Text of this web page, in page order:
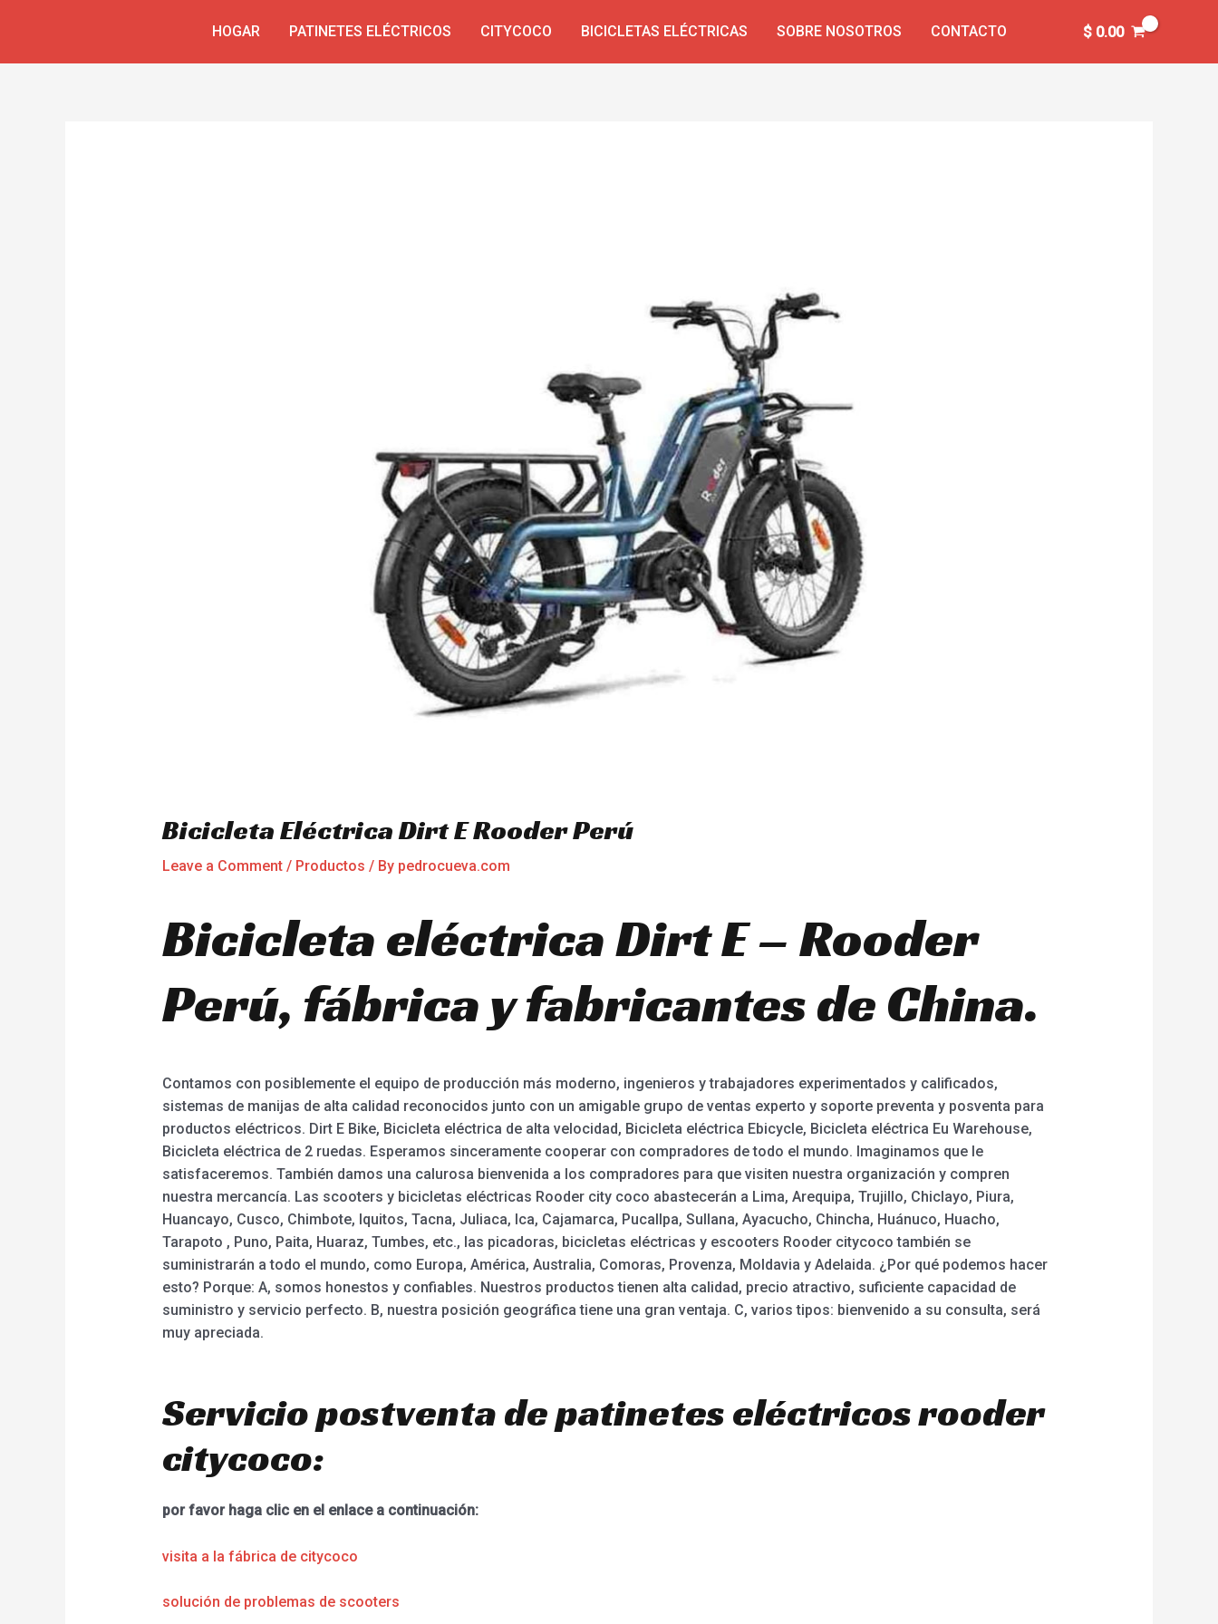
HOGAR PATINETES ELÉCTRICOS CITYCOCO BICICLETAS ELÉCTRICAS SOBRE NOSOTROS CONTACTO $0.00
Bicicleta Eléctrica Dirt E Rooder Perú
Leave a Comment / Productos / By pedrocueva.com
Bicicleta eléctrica Dirt E – Rooder
Perú, fábrica y fabricantes de China.
Contamos con posiblemente el equipo de producción más moderno, ingenieros y trabajadores experimentados y calificados,
sistemas de manijas de alta calidad reconocidos junto con un amigable grupo de ventas experto y soporte preventa y posventa para
productos eléctricos. Dirt E Bike, Bicicleta eléctrica de alta velocidad, Bicicleta eléctrica Ebicycle, Bicicleta eléctrica Eu Warehouse,
Bicicleta eléctrica de 2 ruedas. Esperamos sinceramente cooperar con compradores de todo el mundo. Imaginamos que le
satisfaceremos. También damos una calurosa bienvenida a los compradores para que visiten nuestra organización y compren
nuestra mercancía. Las scooters y bicicletas eléctricas Rooder city coco abastecerán a Lima, Arequipa, Trujillo, Chiclayo, Piura,
Huancayo, Cusco, Chimbote, Iquitos, Tacna, Juliaca, Ica, Cajamarca, Pucallpa, Sullana, Ayacucho, Chincha, Huánuco, Huacho,
Tarapoto , Puno, Paita, Huaraz, Tumbes, etc., las picadoras, bicicletas eléctricas y escooters Rooder citycoco también se
suministrarán a todo el mundo, como Europa, América, Australia, Comoras, Provenza, Moldavia y Adelaida. ¿Por qué podemos hacer
esto? Porque: A, somos honestos y confiables. Nuestros productos tienen alta calidad, precio atractivo, suficiente capacidad de
suministro y servicio perfecto. B, nuestra posición geográfica tiene una gran ventaja. C, varios tipos: bienvenido a su consulta, será
muy apreciada.
Servicio postventa de patinetes eléctricos rooder
citycoco:
por favor haga clic en el enlace a continuación:
visita a la fábrica de citycoco
solución de problemas de scooters